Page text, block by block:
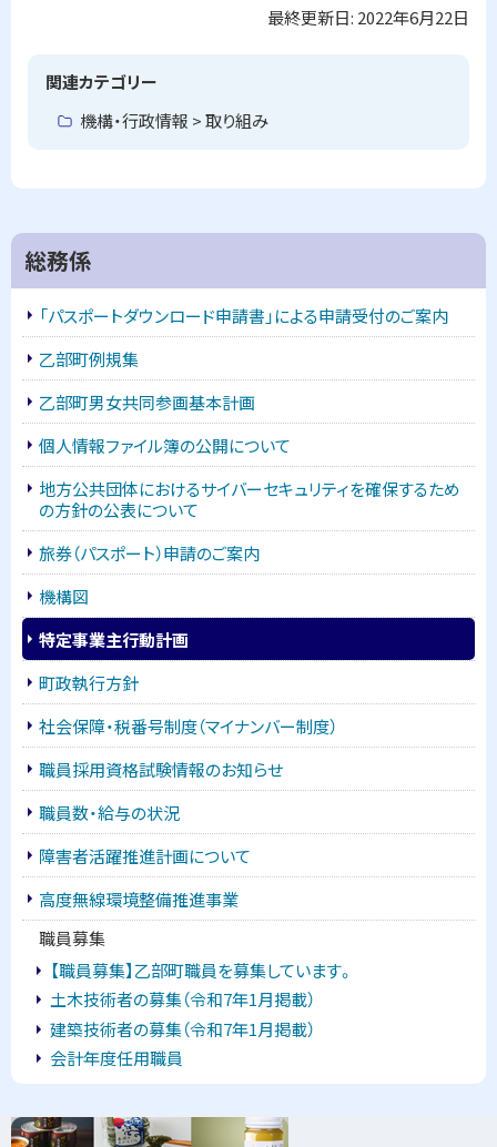
最終更新日: 2022年6月22日
関連カテゴリー
機構・行政情報 > 取り組み
サ
イ
ド
・
メ
ニ
ー
総務係
「パスポートダウンロード申請書」による申請受付のご案内
乙部町例規集
乙部町男女共同参画基本計画
個人情報ファイル簿の公開について
地方公共団体におけるサイバーセキュリティを確保するため
の方針の公表について
旅券（パスポート）申請のご案内
機構図
特定事業主行動計画
町政執行方針
社会保障・税番号制度（マイナンバー制度）
職員採用資格試験情報のお知らせ
職員数・給与の状況
障害者活躍推進計画について
高度無線環境整備推進事業
職員募集
【職員募集】乙部町職員を募集しています。
土木技術者の募集（令和7年1月掲載）
建築技術者の募集（令和7年1月掲載）
会計年度任用職員
ピ